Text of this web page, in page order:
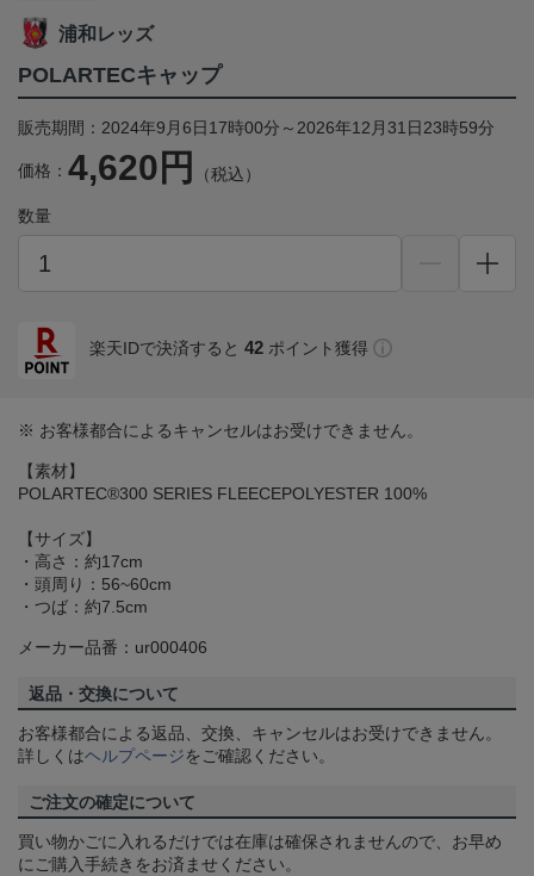
浦和レッズ
POLARTECキャップ
販売期間：2024年9月6日17時00分～2026年12月31日23時59分
価格： 4,620円 （税込）
数量
楽天IDで決済すると 42 ポイント獲得
※ お客様都合によるキャンセルはお受けできません。
【素材】
POLARTEC®300 SERIES FLEECEPOLYESTER 100%
【サイズ】
・高さ：約17cm
・頭周り：56~60cm
・つば：約7.5cm
メーカー品番：ur000406
返品・交換について
お客様都合による返品、交換、キャンセルはお受けできません。
詳しくはヘルプページをご確認ください。
ご注文の確定について
買い物かごに入れるだけでは在庫は確保されませんので、お早め
にご購入手続きをお済ませください。